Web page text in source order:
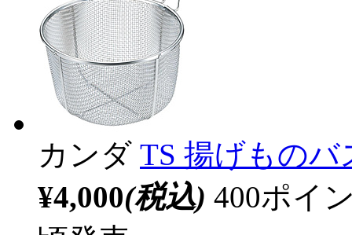
カンダ TS 揚げものバ
¥4,000(税込) 400ポイ